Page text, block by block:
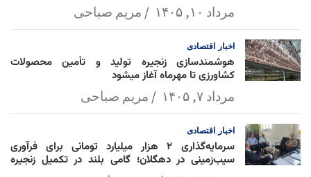
مرداد ۱۰, ۱۴۰۵ مریم صباحی
اخبار اقتصادی
هوشمندسازی زنجیره تولید و تأمین محصولات
کشاورزی تا مهرماه آغاز میشود
مرداد ۷, ۱۴۰۵ مریم صباحی
اخبار اقتصادی
سرمایه‌گذاری ۲ هزار میلیارد تومانی برای فرآوری
سیب‌زمینی در دهگلان؛ گامی بلند در تکمیل زنجیره